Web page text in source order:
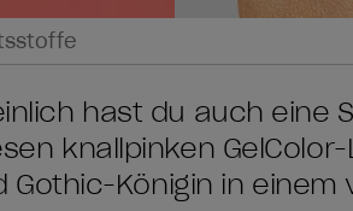
hast du auch eine
knallpinken
Königin in einem